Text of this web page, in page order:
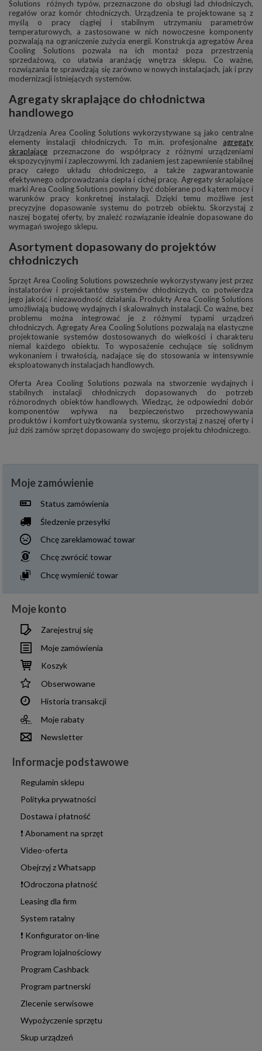
Solutions różnych typów, przeznaczone do obsługi lad chłodniczych,
regałów oraz komór chłodniczych. Urządzenia te projektowane są z
myślą o pracy ciągłej i stabilnym utrzymaniu parametrów
temperaturowych, a zastosowane w nich nowoczesne komponenty
pozwalają na ograniczenie zużycia energii. Konstrukcja agregatów Area
Cooling Solutions pozwala na ich montaż poza przestrzenią
sprzedażową, co ułatwia aranżację wnętrza sklepu. Co ważne,
rozwiązania te sprawdzają się zarówno w nowych instalacjach, jak i przy
modernizacji istniejących systemów.
Agregaty skraplające do chłodnictwa
handlowego
Urządzenia Area Cooling Solutions wykorzystywane są jako centralne
elementy instalacji chłodniczych. To m.in. profesjonalne agregaty
skraplające przeznaczone do współpracy z różnymi urządzeniami
ekspozycyjnymi i zapleczowymi. Ich zadaniem jest zapewnienie stabilnej
pracy całego układu chłodniczego, a także zagwarantowanie
efektywnego odprowadzania ciepła i cichej pracę. Agregaty skraplające
marki Area Cooling Solutions powinny być dobierane pod kątem mocy i
warunków pracy konkretnej instalacji. Dzięki temu możliwe jest
precyzyjne dopasowanie systemu do potrzeb obiektu. Skorzystaj z
naszej bogatej oferty, by znaleźć rozwiązanie idealnie dopasowane do
wymagań swojego sklepu.
Asortyment dopasowany do projektów
chłodniczych
Sprzęt Area Cooling Solutions powszechnie wykorzystywany jest przez
instalatorów i projektantów systemów chłodniczych, co potwierdza
jego jakość i niezawodność działania. Produkty Area Cooling Solutions
umożliwiają budowę wydajnych i skalowalnych instalacji. Co ważne, bez
problemu można integrować je z różnymi typami urządzeń
chłodniczych. Agregaty Area Cooling Solutions pozwalają na elastyczne
projektowanie systemów dostosowanych do wielkości i charakteru
niemal każdego obiektu. To wyposażenie cechujące się solidnym
wykonaniem i trwałością, nadające się do stosowania w intensywnie
eksploatowanych instalacjach handlowych.
Oferta Area Cooling Solutions pozwala na stworzenie wydajnych i
stabilnych instalacji chłodniczych dopasowanych do potrzeb
różnorodnych obiektów handlowych. Wiedząc, że odpowiedni dobór
komponentów wpływa na bezpieczeństwo przechowywania
produktów i komfort użytkowania systemu, skorzystaj z naszej oferty i
już dziś zamów sprzęt dopasowany do swojego projektu chłodniczego.
Moje zamówienie
Status zamówienia
Śledzenie przesyłki
Chcę zareklamować towar
Chcę zwrócić towar
Chcę wymienić towar
Moje konto
Zarejestruj się
Moje zamówienia
Koszyk
Obserwowane
Historia transakcji
Moje rabaty
Newsletter
Informacje podstawowe
Regulamin sklepu
Polityka prywatności
Dostawa i płatność
❗ Abonament na sprzęt
Video-oferta
Obejrzyj z Whatsapp
❗Odroczona płatność
Leasing dla firm
System ratalny
❗ Konfigurator on-line
Program lojalnościowy
Program Cashback
Program partnerski
Zlecenie serwisowe
Wypożyczenie sprzętu
Skup urządzeń